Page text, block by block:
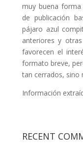
muy buena
de publicación
pájaro azul
anteriores y
favorecen el
formato breve,
tan cerrados, sino
Información
RECENT